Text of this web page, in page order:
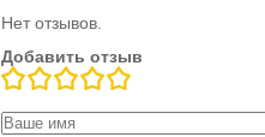
Нет отзывов.
Добавить отзыв